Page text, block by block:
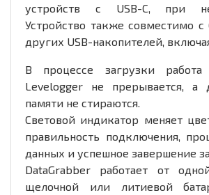
устройств с USB-C, при
Устройство также совместимо с
других USB-накопителей, включая
В процессе загрузки работа
Levelogger не прерывается, а
памяти не стираются.
Световой индикатор меняет
правильность подключения,
данных и успешное завершение
DataGrabber работает от
щелочной или литиевой